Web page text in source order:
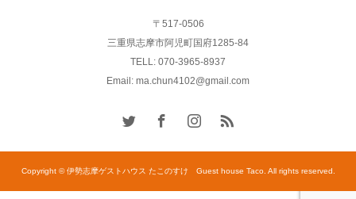
〒517-0506
三重県志摩市阿児町国府1285-84
TELL: 070-3965-8937
Email: ma.chun4102@gmail.com
Copyright © 伊勢志摩ゲストハウス たこのすけ Guest house Taco. All rights reserved.